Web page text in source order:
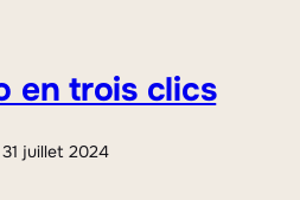
en trois clics
juillet 2024